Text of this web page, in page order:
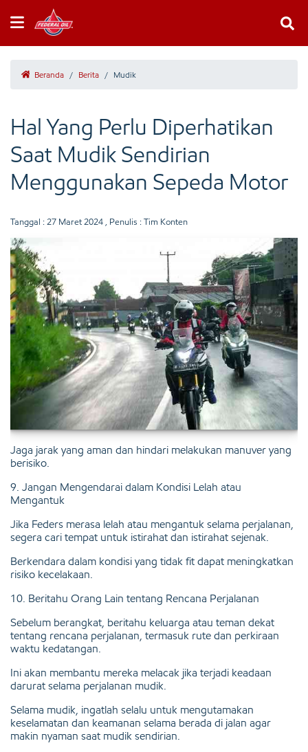
Beranda / Berita / Mudik
Hal Yang Perlu Diperhatikan
Saat Mudik Sendirian
Menggunakan Sepeda Motor
Tanggal : 27 Maret 2024 , Penulis : Tim Konten
Jaga jarak yang aman dan hindari melakukan manuver yang
berisiko.
9. Jangan Mengendarai dalam Kondisi Lelah atau
Mengantuk
Jika Feders merasa lelah atau mengantuk selama perjalanan,
segera cari tempat untuk istirahat dan istirahat sejenak.
Berkendara dalam kondisi yang tidak fit dapat meningkatkan
risiko kecelakaan.
10. Beritahu Orang Lain tentang Rencana Perjalanan
Sebelum berangkat, beritahu keluarga atau teman dekat
tentang rencana perjalanan, termasuk rute dan perkiraan
waktu kedatangan.
Ini akan membantu mereka melacak jika terjadi keadaan
darurat selama perjalanan mudik.
Selama mudik, ingatlah selalu untuk mengutamakan
keselamatan dan keamanan selama berada di jalan agar
makin nyaman saat mudik sendirian.